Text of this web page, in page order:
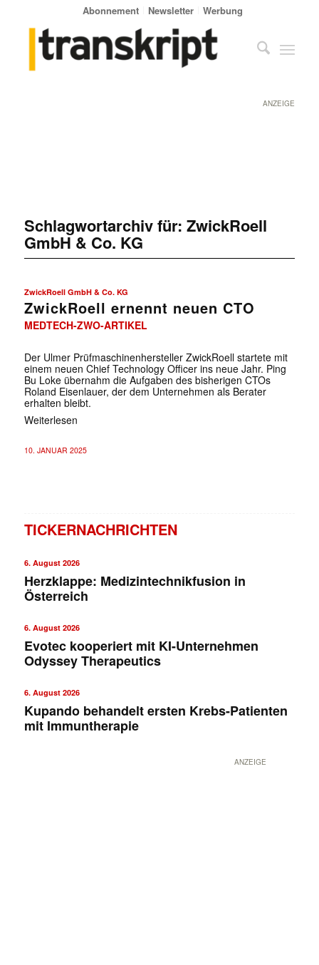
Abonnement Newsletter Werbung
ANZEIGE
Schlagwortarchiv für: ZwickRoell
GmbH & Co. KG
ZwickRoell GmbH & Co. KG
ZwickRoell ernennt neuen CTO
MEDTECH-ZWO-ARTIKEL
Der Ulmer Prüfmaschinenhersteller ZwickRoell startete mit
einem neuen Chief Technology Officer ins neue Jahr. Ping
Bu Loke übernahm die Aufgaben des bisherigen CTOs
Roland Eisenlauer, der dem Unternehmen als Berater
erhalten bleibt.
Weiterlesen
10. JANUAR 2025
TICKERNACHRICHTEN
6. August 2026
Herzklappe: Medizintechnikfusion in
Österreich
6. August 2026
Evotec kooperiert mit KI-Unternehmen
Odyssey Therapeutics
6. August 2026
Kupando behandelt ersten Krebs-Patienten
mit Immuntherapie
ANZEIGE